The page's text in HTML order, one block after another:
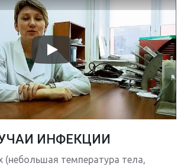
ИНФЕКЦИИ
(небольшая температура тела,